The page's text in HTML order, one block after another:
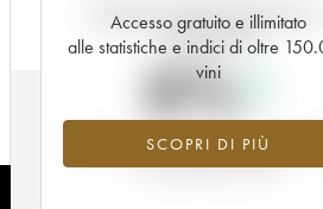
Accesso gratuito e illimitato
alle statistiche e indici di oltre
vini
SCOPRI DI PIÙ
Andamento della quotazione
tempo reale
0%
Valore in aumento per l'annata 2018
2026 rispetto al 2025